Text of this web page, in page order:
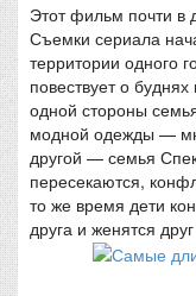
Этот фильм почти в
Съемки сериала
территории одного
повествует о
одной стороны
модной одежды —
другой — семья
пересекаются,
то же время дети
друга и женятся